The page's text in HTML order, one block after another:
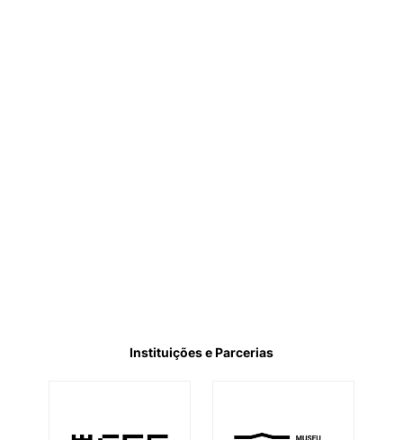
Instituições e Parcerias